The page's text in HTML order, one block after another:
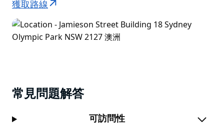
獲取路線
常見問題解答
可訪問性